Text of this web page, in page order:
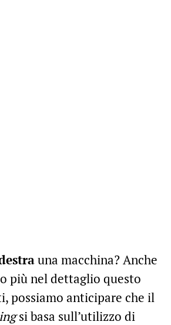
una macchina? Anche
più nel dettaglio questo
possiamo anticipare che il
si basa sull’utilizzo di